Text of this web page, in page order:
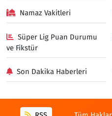
Namaz Vakitleri
Süper Lig Puan Durumu
ve Fikstür
Son Dakika Haberleri